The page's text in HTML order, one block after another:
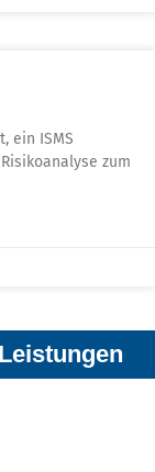
ein ISMS
zum
Leistungen